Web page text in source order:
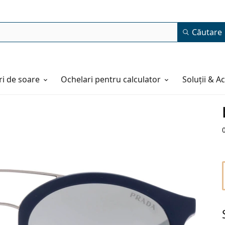
Căutare
de soare Ochelari pentru calculator Soluții &